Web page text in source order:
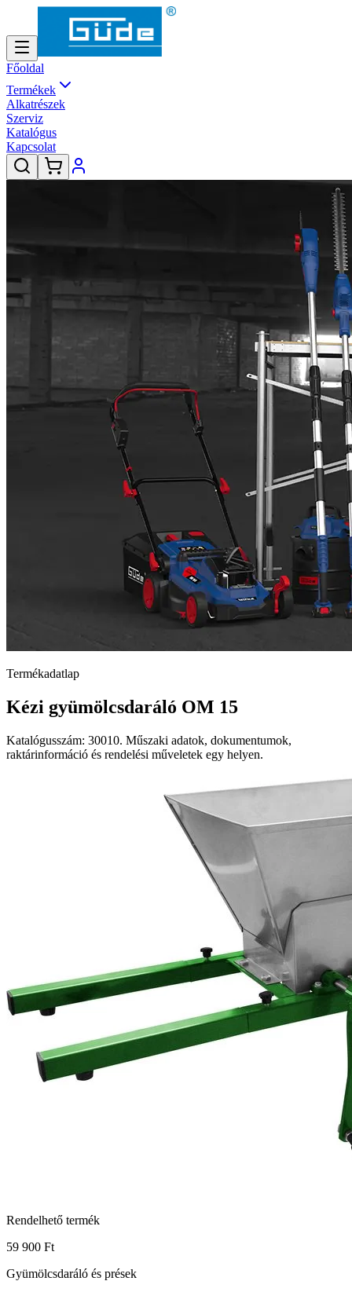
Főoldal
Termékek
Alkatrészek
Szerviz
Katalógus
Kapcsolat
Termékadatlap
Kézi gyümölcsdaráló OM 15
Katalógusszám: 30010. Műszaki adatok, dokumentumok,
raktárinformáció és rendelési műveletek egy helyen.
Rendelhető termék
59 900 Ft
Gyümölcsdaráló és prések